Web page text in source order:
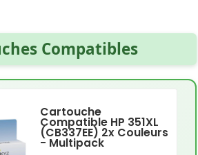
Compatibles
Cartouche
Compatible HP 351XL
(CB337EE) 2x Couleurs
- Multipack